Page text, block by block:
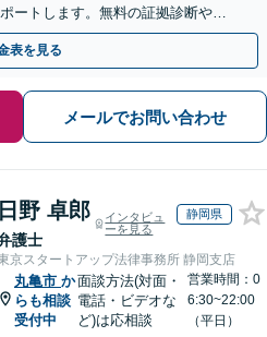
ートします。無料の証拠診断や着
してご相談ください。
表を見る
メールでお問い合わせ
日野 卓郎
護士
インタビュ
ーを見る
静岡県
京スタートアップ法律事務所 静岡支店
丸亀市 か
らも相談
受付中
面談方法(対面・
電話・ビデオな
ど)は応相談
営業時間：0
6:30~22:00
（平日）